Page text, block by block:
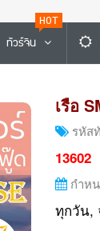
ทัวร์จีน
เรือ
รหัส
13602
กำหน
ทุกวัน,